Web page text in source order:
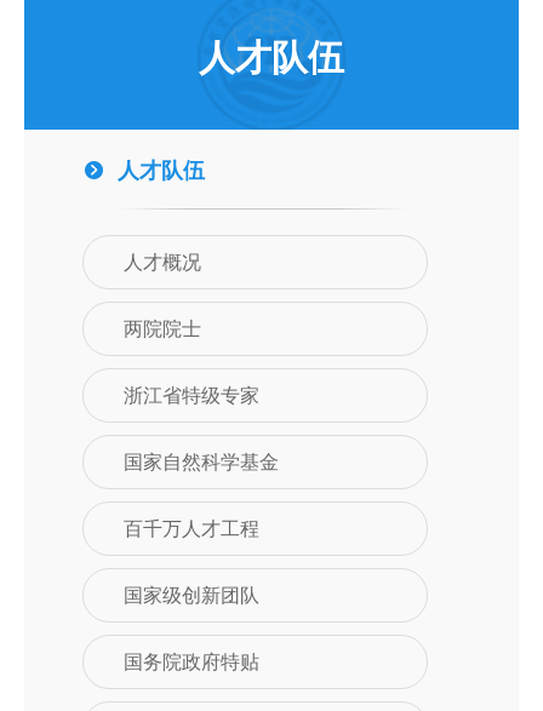
人才队伍
人才队伍
人才概况
两院院士
浙江省特级专家
国家自然科学基金
百千万人才工程
国家级创新团队
国务院政府特贴